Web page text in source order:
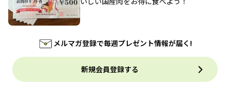
メルマガ登録で毎週プレゼント情報が届く!
新規会員登録する